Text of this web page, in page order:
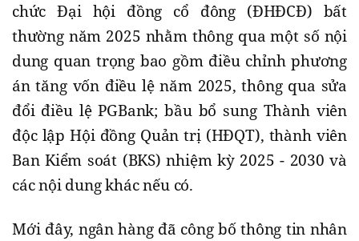
chức Đại hội đồng cổ đông (ĐHĐCĐ) bất
thường năm 2025 nhằm thông qua một số nội
dung quan trọng bao gồm điều chỉnh phương
án tăng vốn điều lệ năm 2025, thông qua sửa
đổi điều lệ PGBank; bầu bổ sung Thành viên
độc lập Hội đồng Quản trị (HĐQT), thành viên
Ban Kiểm soát (BKS) nhiệm kỳ 2025 - 2030 và
các nội dung khác nếu có.
Mới đây, ngân hàng đã công bố thông tin nhân